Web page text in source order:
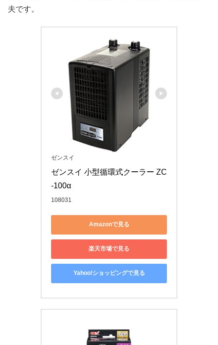
夫です。
ゼンスイ
ゼンスイ 小型循環式クーラー ZC
-100α
108031
Amazonで見る
楽天市場で見る
Yahoo!ショッピングで見る